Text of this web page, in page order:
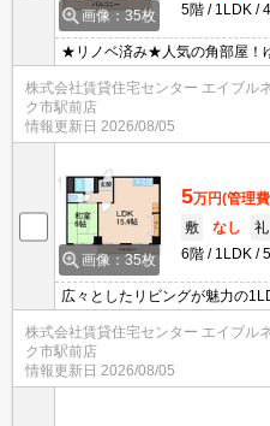
画像：35枚
5階
1LDK
★リノベ済み★人気の角部屋！
株式会社賃貸住宅センター エイブル
ク市駅前店
情報更新日 2026/08/05
画像：35枚
5万円(管理
敷
なし 礼
6階
1LDK
広々としたリビングが魅力の
株式会社賃貸住宅センター エイブル
ク市駅前店
情報更新日 2026/08/05